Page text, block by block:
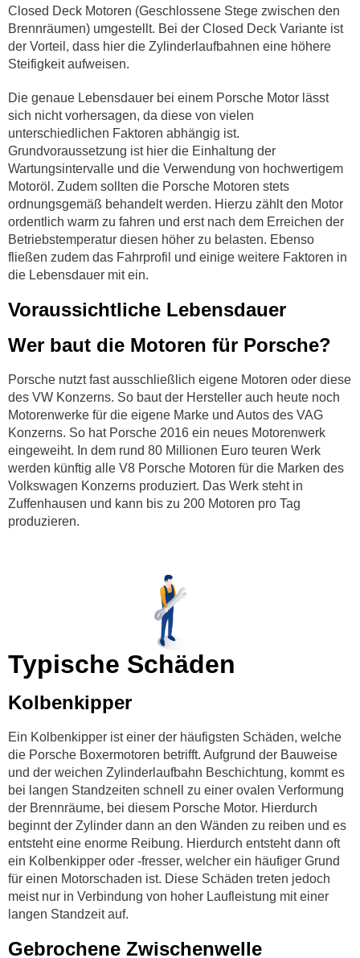
Closed Deck Motoren (Geschlossene Stege zwischen den
Brennräumen) umgestellt. Bei der Closed Deck Variante ist
der Vorteil, dass hier die Zylinderlaufbahnen eine höhere
Steifigkeit aufweisen.
Die genaue Lebensdauer bei einem Porsche Motor lässt
sich nicht vorhersagen, da diese von vielen
unterschiedlichen Faktoren abhängig ist.
Grundvoraussetzung ist hier die Einhaltung der
Wartungsintervalle und die Verwendung von hochwertigem
Motoröl. Zudem sollten die Porsche Motoren stets
ordnungsgemäß behandelt werden. Hierzu zählt den Motor
ordentlich warm zu fahren und erst nach dem Erreichen der
Betriebstemperatur diesen höher zu belasten. Ebenso
fließen zudem das Fahrprofil und einige weitere Faktoren in
die Lebensdauer mit ein.
Voraussichtliche Lebensdauer
Wer baut die Motoren für Porsche?
Porsche nutzt fast ausschließlich eigene Motoren oder diese
des VW Konzerns. So baut der Hersteller auch heute noch
Motorenwerke für die eigene Marke und Autos des VAG
Konzerns. So hat Porsche 2016 ein neues Motorenwerk
eingeweiht. In dem rund 80 Millionen Euro teuren Werk
werden künftig alle V8 Porsche Motoren für die Marken des
Volkswagen Konzerns produziert. Das Werk steht in
Zuffenhausen und kann bis zu 200 Motoren pro Tag
produzieren.
Typische Schäden
Kolbenkipper
Ein Kolbenkipper ist einer der häufigsten Schäden, welche
die Porsche Boxermotoren betrifft. Aufgrund der Bauweise
und der weichen Zylinderlaufbahn Beschichtung, kommt es
bei langen Standzeiten schnell zu einer ovalen Verformung
der Brennräume, bei diesem Porsche Motor. Hierdurch
beginnt der Zylinder dann an den Wänden zu reiben und es
entsteht eine enorme Reibung. Hierdurch entsteht dann oft
ein Kolbenkipper oder -fresser, welcher ein häufiger Grund
für einen Motorschaden ist. Diese Schäden treten jedoch
meist nur in Verbindung von hoher Laufleistung mit einer
langen Standzeit auf.
Gebrochene Zwischenwelle